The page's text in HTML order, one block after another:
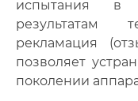
испытания в
результатам
рекламация
позволяет
поколении